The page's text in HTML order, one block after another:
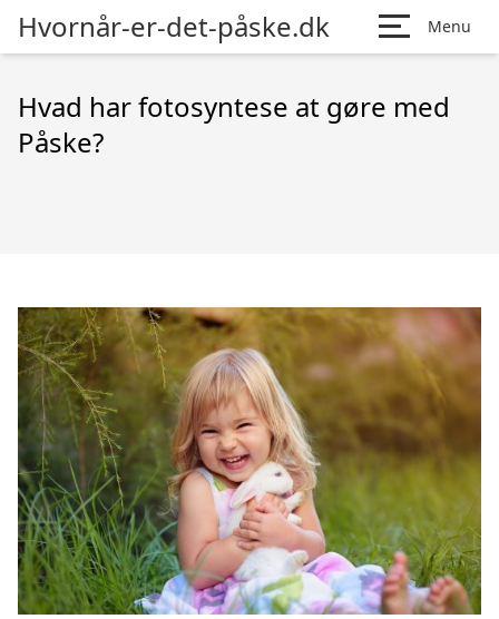
Hvornår-er-det-påske.dk Menu
Hvad har fotosyntese at gøre med
Påske?